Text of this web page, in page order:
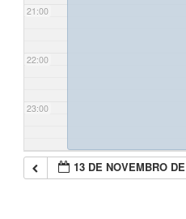
21:00
22:00
23:00
13 DE NOVEMBRO